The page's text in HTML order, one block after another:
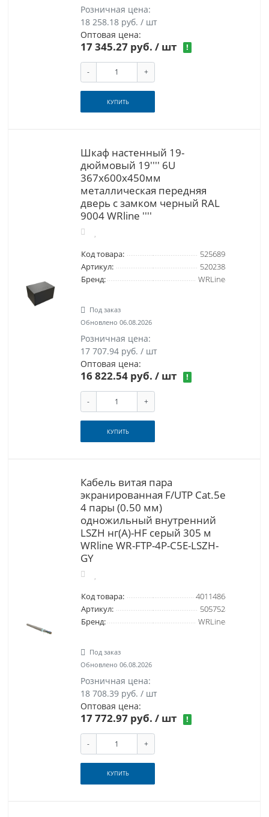
Розничная цена:
18 258.18 руб. / шт
Оптовая цена:
17 345.27 руб. / шт !
- +
КУПИТЬ
Шкаф настенный 19-
дюймовый 19'''' 6U
367x600х450мм
металлическая передняя
дверь с замком черный RAL
9004 WRline ''''
Код товара:
525689
Артикул:
520238
Бренд:
WRLine
Под заказ
Обновлено 06.08.2026
Розничная цена:
17 707.94 руб. / шт
Оптовая цена:
16 822.54 руб. / шт !
- +
КУПИТЬ
Кабель витая пара
экранированная F/UTP Cat.5e
4 пары (0.50 мм)
одножильный внутренний
LSZH нг(A)-HF серый 305 м
WRline WR-FTP-4P-C5E-LSZH-
GY
Код товара:
4011486
Артикул:
505752
Бренд:
WRLine
Под заказ
Обновлено 06.08.2026
Розничная цена:
18 708.39 руб. / шт
Оптовая цена:
17 772.97 руб. / шт !
- +
КУПИТЬ